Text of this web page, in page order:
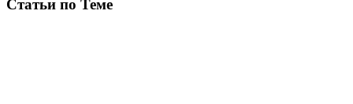
Статьи по Теме